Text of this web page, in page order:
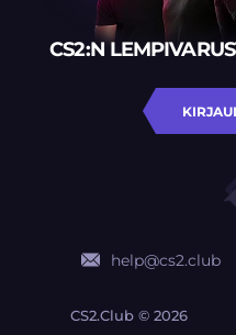
CS2.Club © 2026
CS2:N
help@cs2.club